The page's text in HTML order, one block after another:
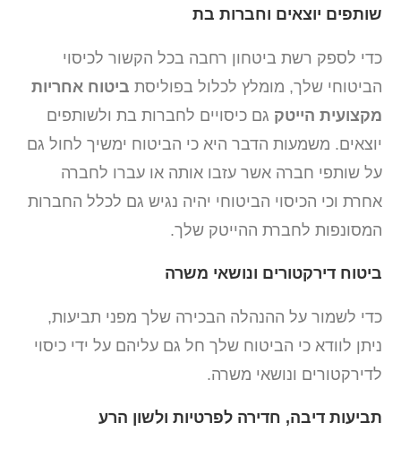
שותפים יוצאים וחברות בת
כדי לספק רשת ביטחון רחבה בכל הקשור לכיסוי
הביטוחי שלך, מומלץ לכלול בפוליסת ביטוח אחריות
מקצועית הייטקגם כיסויים לחברות בת ולשותפים
יוצאים. משמעות הדבר היא כי הביטוח ימשיך לחול גם
על שותפי חברה אשר עזבו אותה או עברו לחברה
אחרת וכי הכיסוי הביטוחי יהיה נגיש גם לכלל החברות
המסונפות לחברת ההייטק שלך.
ביטוח דירקטורים ונושאי משרה
כדי לשמור על ההנהלה הבכירה שלך מפני תביעות,
ניתן לוודא כי הביטוח שלך חל גם עליהם על ידי כיסוי
לדירקטורים ונושאי משרה.
תביעות דיבה, חדירה לפרטיות ולשון הרע